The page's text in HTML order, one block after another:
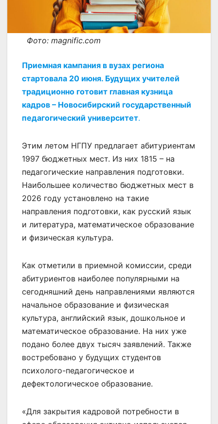
Фото: magnific.com
Приемная кампания в вузах региона
стартовала 20 июня. Будущих учителей
традиционно готовит главная кузница
кадров – Новосибирский государственный
педагогический университет.
Этим летом НГПУ предлагает абитуриентам
1997 бюджетных мест. Из них 1815 – на
педагогические направления подготовки.
Наибольшее количество бюджетных мест в
2026 году установлено на такие
направления подготовки, как русский язык
и литература, математическое образование
и физическая культура.
Как отметили в приемной комиссии, среди
абитуриентов наиболее популярными на
сегодняшний день направлениями являются
начальное образование и физическая
культура, английский язык, дошкольное и
математическое образование. На них уже
подано более двух тысяч заявлений. Также
востребовано у будущих студентов
психолого-педагогическое и
дефектологическое образование.
«Для закрытия кадровой потребности в